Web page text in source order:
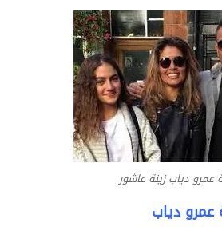
عمرو دياب زينة عاشور
عمرو دياب